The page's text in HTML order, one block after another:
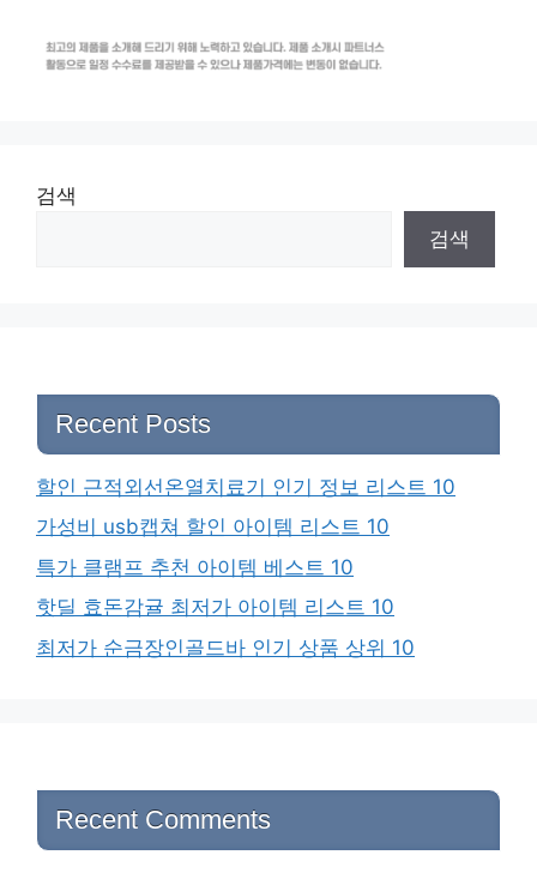
검색
검색
Recent Posts
할인 근적외선온열치료기 인기 정보 리스트 10
가성비 usb캡쳐 할인 아이템 리스트 10
특가 클램프 추천 아이템 베스트 10
핫딜 효돈감귤 최저가 아이템 리스트 10
최저가 순금장인골드바 인기 상품 상위 10
Recent Comments